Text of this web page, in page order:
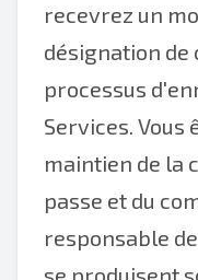
recevrez un
désignation de
processus
Services. Vous
maintien de la
passe et du
responsable
se produisent